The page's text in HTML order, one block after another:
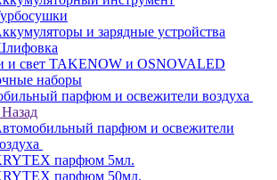
и зарядные устройства
и свет TAKENOW и OSNOVALED
наборы
парфюм и освежители воздуха
Назад
парфюм и освежители
парфюм 5мл.
парфюм 50мл.